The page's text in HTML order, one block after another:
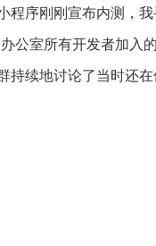
程序刚刚宣布内测，
公室所有开发者加入
续地讨论了当时还